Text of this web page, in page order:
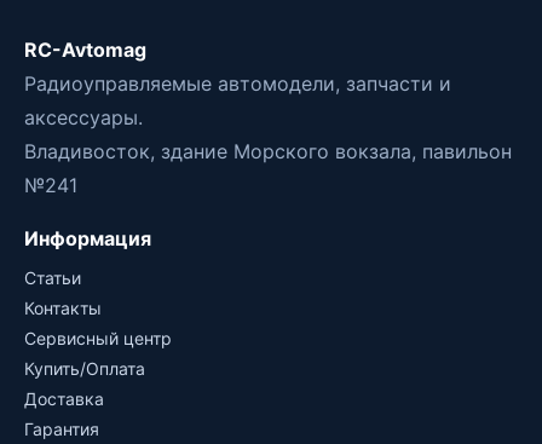
RC-Avtomag
Радиоуправляемые автомодели, запчасти и
аксессуары.
Владивосток, здание Морского вокзала, павильон
№241
Информация
Статьи
Контакты
Сервисный центр
Купить/Оплата
Доставка
Гарантия